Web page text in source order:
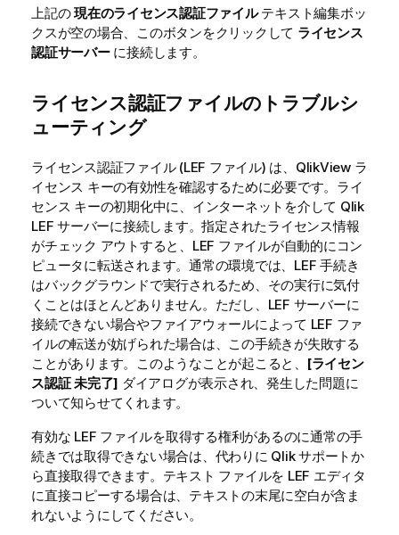
上記の現在のライセンス認証ファイルテキスト編集ボッ
クスが空の場合、このボタンをクリックして ライセンス
認証サーバーに接続します。
ライセンス認証ファイルのトラブルシ
ューティング
ライセンス認証ファイル (LEF ファイル) は、QlikView ラ
イセンス キーの有効性を確認するために必要です。ライ
センス キーの初期化中に、インターネットを介して Qlik
LEF サーバーに接続します。指定されたライセンス情報
がチェック アウトすると、LEF ファイルが自動的にコン
ピュータに転送されます。通常の環境では、LEF 手続き
はバックグラウンドで実行されるため、その実行に気付
くことはほとんどありません。ただし、LEF サーバーに
接続できない場合やファイアウォールによって LEF ファ
イルの転送が妨げられた場合は、この手続きが失敗する
ことがあります。このようなことが起こると、 [ライセン
ス認証 未完了] ダイアログが表示され、発生した問題に
ついて知らせてくれます。
有効な LEF ファイルを取得する権利があるのに通常の手
続きでは取得できない場合は、代わりに Qlik サポートか
ら直接取得できます。テキスト ファイルを LEF エディタ
に直接コピーする場合は、テキストの末尾に空白が含ま
れないようにしてください。